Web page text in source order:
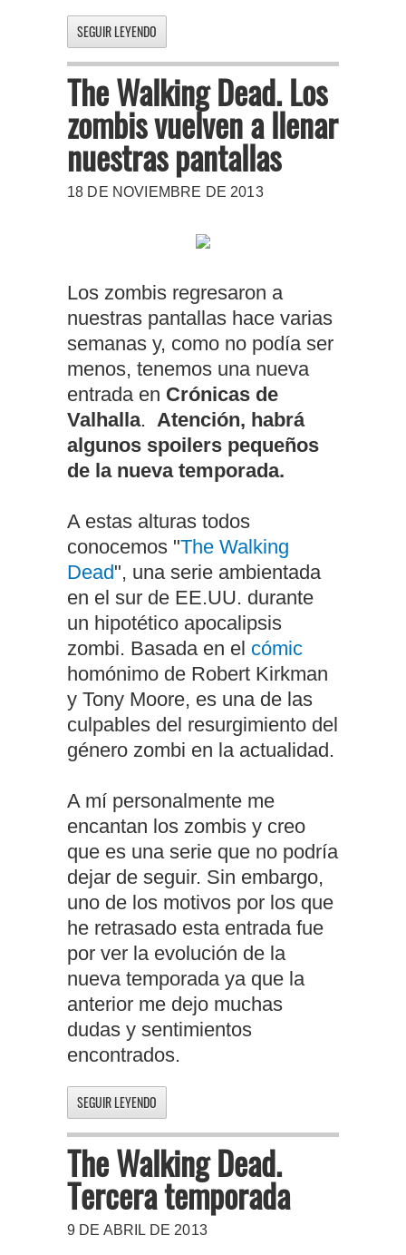
SEGUIR LEYENDO
The Walking Dead. Los
zombis vuelven a llenar
nuestras pantallas
18 DE NOVIEMBRE DE 2013
Los zombis regresaron a
nuestras pantallas hace varias
semanas y, como no podía ser
menos, tenemos una nueva
entrada en Crónicas de
Valhalla. Atención, habrá
algunos spoilers pequeños
de la nueva temporada.
A estas alturas todos
conocemos "The Walking
Dead", una serie ambientada
en el sur de EE.UU. durante
un hipotético apocalipsis
zombi. Basada en el cómic
homónimo de Robert Kirkman
y Tony Moore, es una de las
culpables del resurgimiento del
género zombi en la actualidad.
A mí personalmente me
encantan los zombis y creo
que es una serie que no podría
dejar de seguir. Sin embargo,
uno de los motivos por los que
he retrasado esta entrada fue
por ver la evolución de la
nueva temporada ya que la
anterior me dejo muchas
dudas y sentimientos
encontrados.
SEGUIR LEYENDO
The Walking Dead.
Tercera temporada
9 DE ABRIL DE 2013